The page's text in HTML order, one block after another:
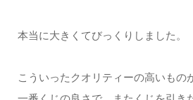
本当に⼤きくてびっくりしました。
こういったクオリティーの⾼いもの